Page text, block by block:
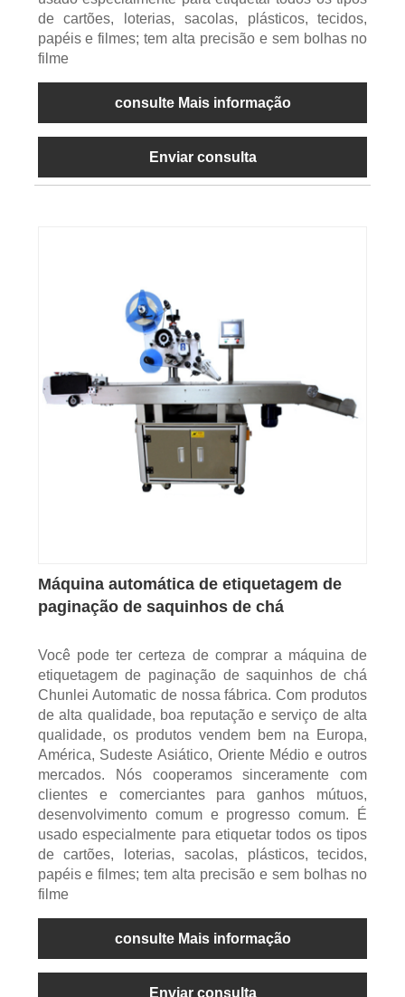
de cartões, loterias, sacolas, plásticos, tecidos,
papéis e filmes; tem alta precisão e sem bolhas no
filme
consulte Mais informação
Enviar consulta
Máquina automática de etiquetagem de
paginação de saquinhos de chá
Você pode ter certeza de comprar a máquina de
etiquetagem de paginação de saquinhos de chá
Chunlei Automatic de nossa fábrica. Com produtos
de alta qualidade, boa reputação e serviço de alta
qualidade, os produtos vendem bem na Europa,
América, Sudeste Asiático, Oriente Médio e outros
mercados. Nós cooperamos sinceramente com
clientes e comerciantes para ganhos mútuos,
desenvolvimento comum e progresso comum. É
usado especialmente para etiquetar todos os tipos
de cartões, loterias, sacolas, plásticos, tecidos,
papéis e filmes; tem alta precisão e sem bolhas no
filme
consulte Mais informação
Enviar consulta